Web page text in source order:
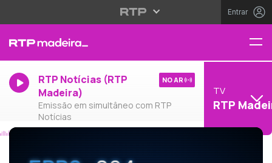
Entrar
RTP Notícias (RTP
Madeira)
Emissão em simultâneo com RTP
Notícias
NO AR
TV
RTP